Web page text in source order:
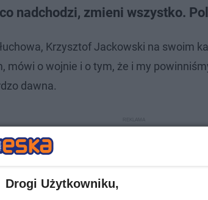
nadchodzi, zmieni wszystko.
Krzysztof Jackowski na swoim
mówi o wojnie i o tym, że i my
dawna.
Drogi Użytkowniku,